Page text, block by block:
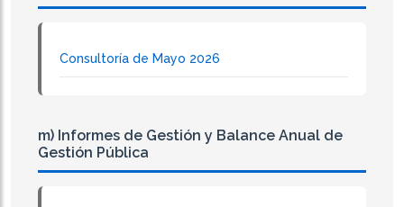
Consultoría de Mayo 2026
m) Informes de Gestión y Balance Anual de
Gestión Pública